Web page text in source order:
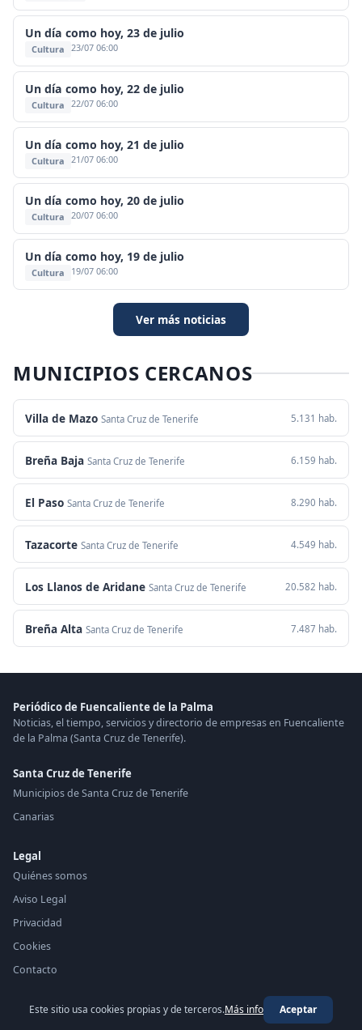
Un día como hoy, 23 de julio
Cultura 23/07 06:00
Un día como hoy, 22 de julio
Cultura 22/07 06:00
Un día como hoy, 21 de julio
Cultura 21/07 06:00
Un día como hoy, 20 de julio
Cultura 20/07 06:00
Un día como hoy, 19 de julio
Cultura 19/07 06:00
Ver más noticias
MUNICIPIOS CERCANOS
Villa de Mazo Santa Cruz de Tenerife 5.131 hab.
Breña Baja Santa Cruz de Tenerife 6.159 hab.
El Paso Santa Cruz de Tenerife 8.290 hab.
Tazacorte Santa Cruz de Tenerife 4.549 hab.
Los Llanos de Aridane Santa Cruz de Tenerife 20.582 hab.
Breña Alta Santa Cruz de Tenerife 7.487 hab.
Periódico de Fuencaliente de la Palma
Noticias, el tiempo, servicios y directorio de empresas en Fuencaliente
de la Palma (Santa Cruz de Tenerife).
Santa Cruz de Tenerife
Municipios de Santa Cruz de Tenerife
Canarias
Legal
Quiénes somos
Aviso Legal
Privacidad
Cookies
Contacto
© 2026 Periódico de Fuencaliente de la Palma ·periodico.top
Este sitio usa cookies propias y de terceros.Más info Aceptar